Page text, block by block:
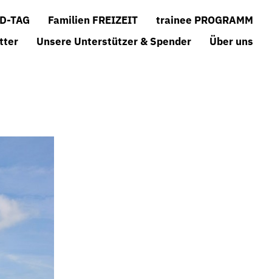
TAG Familien FREIZEIT
trainee PROGRAMM
Unsere Unterstützer & Spender Über uns